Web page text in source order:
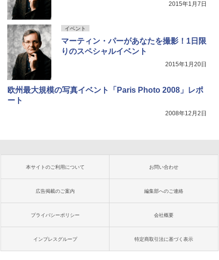
2015年1月7日
イベント
マーティン・パーがあなたを撮影！1日限
りのスペシャルイベント
2015年1月20日
欧州最大規模の写真イベント「Paris Photo 2008」レポ
ート
2008年12月2日
本サイトのご利用について お問い合わせ
広告掲載のご案内 編集部へのご連絡
プライバシーポリシー 会社概要
インプレスグループ 特定商取引法に基づく表示